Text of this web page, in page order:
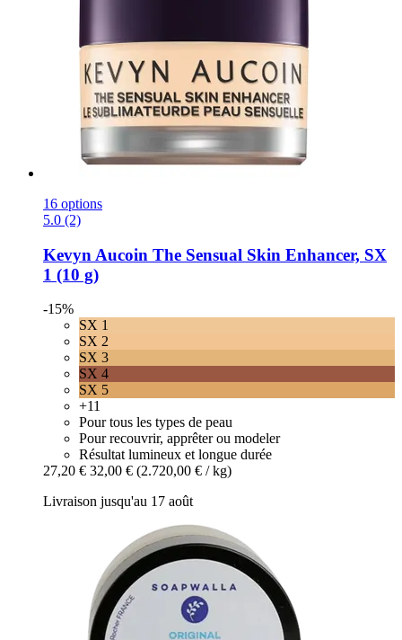
16 options
5.0 (2)
Kevyn Aucoin The Sensual Skin Enhancer, SX
1 (10 g)
-15%
SX 1
SX 2
SX 3
SX 4
SX 5
+11
Pour tous les types de peau
Pour recouvrir, apprêter ou modeler
Résultat lumineux et longue durée
27,20 € 32,00 € (2.720,00 € / kg)
Livraison jusqu'au 17 août